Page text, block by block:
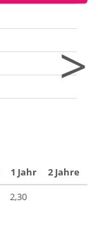
>
1 Jahr 2 Jahre
2,30